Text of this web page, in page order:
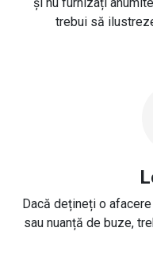
trebui să
Dacă dețineți o
sau nuanță de buze,